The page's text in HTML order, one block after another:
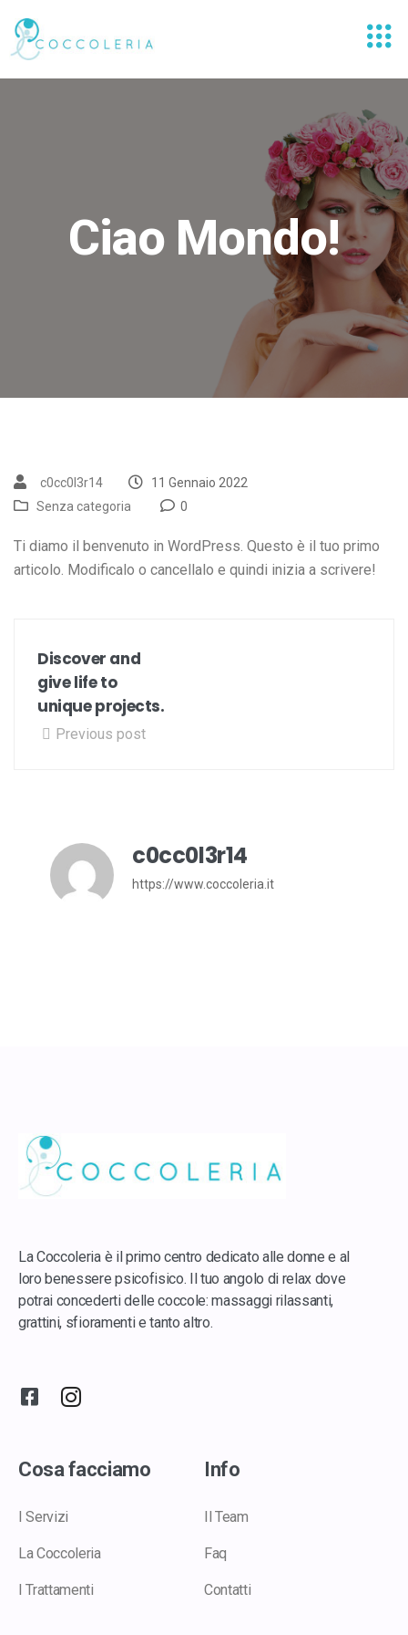
Ciao Mondo!
c0cc0l3r14
11 Gennaio 2022
Senza categoria
0
Ti diamo il benvenuto in WordPress. Questo è il tuo primo
articolo. Modificalo o cancellalo e quindi inizia a scrivere!
Discover and
give life to
unique projects.
Previous post
c0cc0l3r14
https://www.coccoleria.it
La Coccoleria è il primo centro dedicato alle donne e al
loro benessere psicofisico. Il tuo angolo di relax dove
potrai concederti delle coccole: massaggi rilassanti,
grattini, sfioramenti e tanto altro.
Cosa facciamo
I Servizi
La Coccoleria
I Trattamenti
Info
Il Team
Faq
Contatti